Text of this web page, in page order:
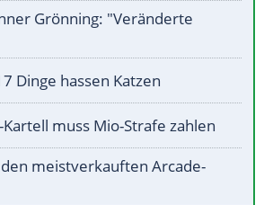
Grönning: "Veränderte
Dinge hassen Katzen
muss Mio-Strafe zahlen
meistverkauften Arcade-